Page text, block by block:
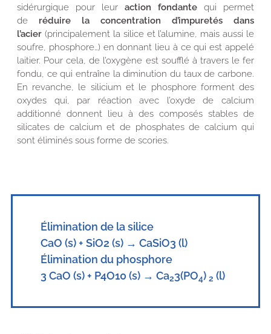
sidérurgique pour leur action fondante qui permet
de réduire la concentration d’impuretés dans
l’acier (principalement la silice et l’alumine, mais aussi le
soufre, phosphore…) en donnant lieu à ce qui est appelé
laitier. Pour cela, de l’oxygène est soufflé à travers le fer
fondu, ce qui entraîne la diminution du taux de carbone.
En revanche, le silicium et le phosphore forment des
oxydes qui, par réaction avec l’oxyde de calcium
additionné donnent lieu à des composés stables de
silicates de calcium et de phosphates de calcium qui
sont éliminés sous forme de scories.
Élimination de la silice
CaO (s) + SiO2 (s) → CaSiO3 (l)
Élimination du phosphore
3 CaO (s) + P4O10 (s) → Ca23(PO4) 2 (l)